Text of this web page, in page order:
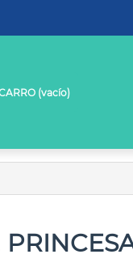
(vacío)